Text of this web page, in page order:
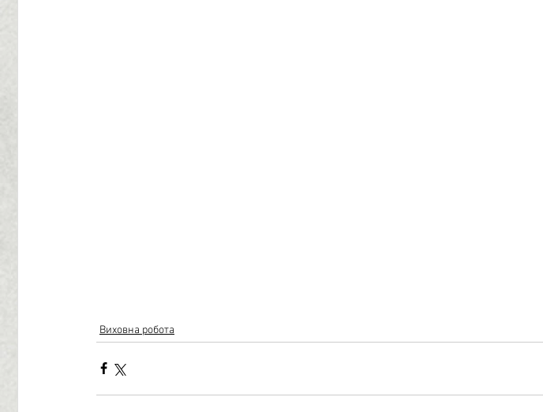
Виховна робота